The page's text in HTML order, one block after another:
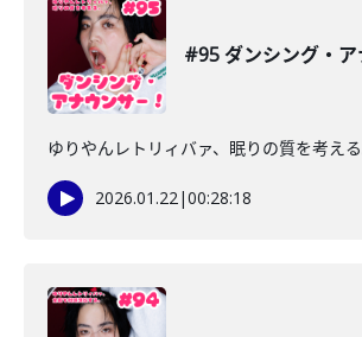
#95 ダンシング・ア
ゆりやんレトリィバァ、眠りの質を考える
2026.01.22|00:28:18